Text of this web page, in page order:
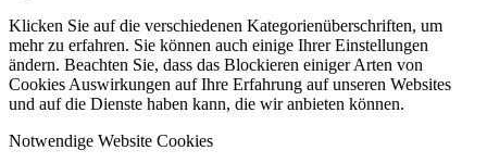
Klicken Sie auf die verschiedenen Kategorienüberschriften, um
mehr zu erfahren. Sie können auch einige Ihrer Einstellungen
ändern. Beachten Sie, dass das Blockieren einiger Arten von
Cookies Auswirkungen auf Ihre Erfahrung auf unseren Websites
und auf die Dienste haben kann, die wir anbieten können.
Notwendige Website Cookies